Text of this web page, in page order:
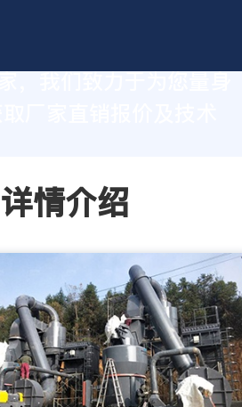
厂家直销报价及技术
情介绍